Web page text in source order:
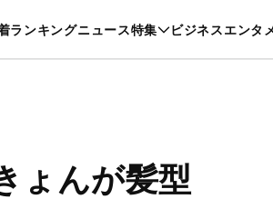
ランキングニュース特集 ビジネスエンタ
らし スポーツ ヘルスケア 美容 グル
ょんが髪型